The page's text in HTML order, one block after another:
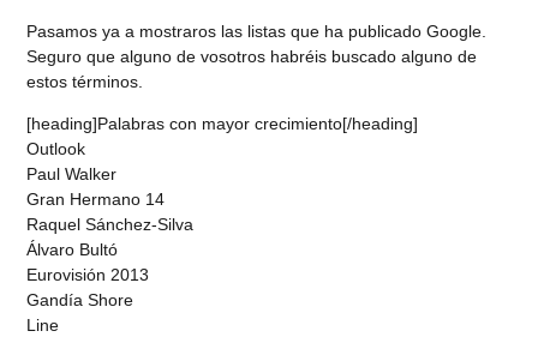
Pasamos ya a mostraros las listas que ha publicado Google.
Seguro que alguno de vosotros habréis buscado alguno de
estos términos.
[heading]Palabras con mayor crecimiento[/heading]
Outlook
Paul Walker
Gran Hermano 14
Raquel Sánchez-Silva
Álvaro Bultó
Eurovisión 2013
Gandía Shore
Line